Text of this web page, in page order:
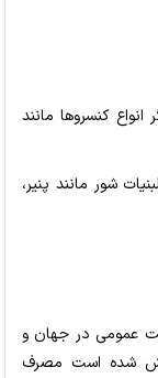
کنسروها مانند
شور مانند پنیر،
عمومی در جهان و
شده است مصرف